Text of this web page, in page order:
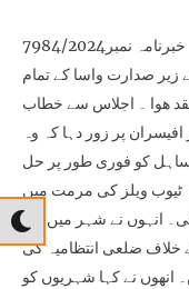
خبرنامہ نمبر7984/2024
زیر صدارت واسا کے تمام
ھوا ۔ اجلاس سے خطاب
افیسران پر زور دہا کہ وہ
کو فوری طور پر حل
ٹیوب ویلز کی مرمت میں
انہوں نے شہر میں غیر
خلاف ضلعی انتظامیہ کی
انھوں نے کہا شہریوں کو